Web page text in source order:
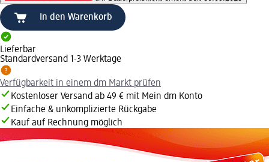
In den Warenkorb
Lieferbar
Standardversand 1-3 Werktage
Verfügbarkeit in einem dm Markt prüfen
Kostenloser Versand ab 49 € mit Mein dm Konto
Einfache & unkomplizierte Rückgabe
Kauf auf Rechnung möglich